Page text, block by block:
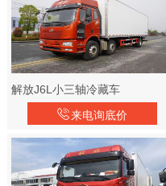
解放J6L小三轴冷藏车
来电询底价